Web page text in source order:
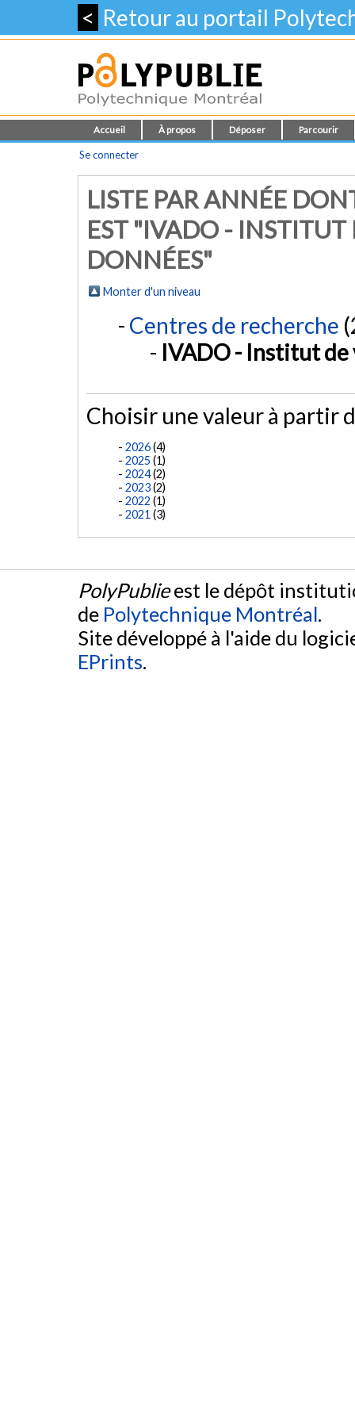
< Retour au portail
Accueil À propos Déposer Parcourir
Se connecter
LISTE PAR ANNÉE
EST "IVADO -
DONNÉES"
Monter d'un niveau
Centres de recherche
IVADO - Institut
Choisir une valeur à partir
2026(4)
2025 (1)
2024(2)
2023(2)
2022 (1)
2021 (3)
PolyPublieest le dépôt
de Polytechnique Montréal.
Site développé à l'aide du
EPrints.